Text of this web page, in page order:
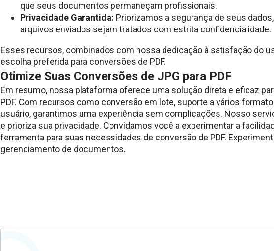
que seus documentos permaneçam profissionais.
Privacidade Garantida: Priorizamos a segurança de seus
arquivos enviados sejam tratados com estrita confidencialidade.
Esses recursos, combinados com nossa dedicação à satisfação do
escolha preferida para conversões de PDF.
Otimize Suas Conversões de JPG para PDF
Em resumo, nossa plataforma oferece uma solução direta e eficaz
PDF. Com recursos como conversão em lote, suporte a vários
usuário, garantimos uma experiência sem complicações. Nosso
e prioriza sua privacidade. Convidamos você a experimentar a
ferramenta para suas necessidades de conversão de PDF.
gerenciamento de documentos.